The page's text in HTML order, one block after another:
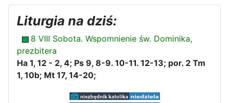
Liturgia na dziś:
8 VIII Sobota. Wspomnienie św. Dominika,
prezbitera
Ha 1, 12 - 2, 4; Ps 9, 8-9. 10-11. 12-13; por. 2 Tm
1, 10b; Mt 17, 14-20;